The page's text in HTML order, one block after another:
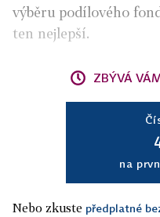
výběru podílového
ten nejlepší.
ZBÝVÁ
na
Nebo zkuste předplatné